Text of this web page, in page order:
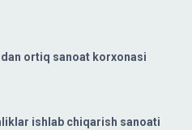
ortiq sanoat korxonasi
ishlab chiqarish sanoati